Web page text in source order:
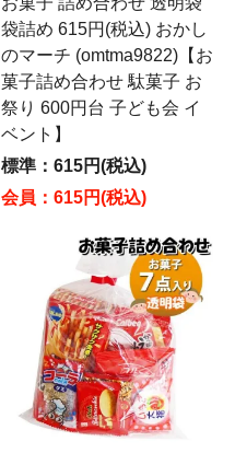
袋詰め 615円(税込) おかし
のマーチ (omtma9822)【お
菓子詰め合わせ 駄菓子 お
祭り 600円台 子ども会 イ
ベント】
標準：615円(税込)
会員：615円(税込)